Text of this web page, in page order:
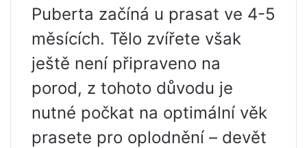
Puberta začíná u prasat ve 4-5
měsících. Tělo zvířete však
ještě není připraveno na
porod, z tohoto důvodu je
nutné počkat na optimální věk
prasete pro oplodnění – devět